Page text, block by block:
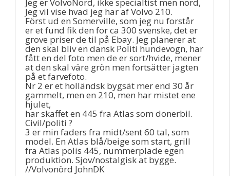
Jeg er VolvoNörd, ikke specialtist men nörd,
Jeg vil vise hvad jeg har af Volvo 210.
Först ud en Somerville, som jeg nu forstår
er et fund fik den for ca 300 svenske, det er
grove priser de til på Ebay. Jeg planerer at
den skal bliv en dansk Politi hundevogn, har
fått en del foto men de er sort/hvide, mener
at den skal väre grön men fortsätter jagten
på et farvefoto.
Nr 2 er et holländsk bygsät mer end 30 år
gammelt, men en 210, men har mistet ene
hjulet,
har skaffet en 445 fra Atlas som donerbil.
Civil/politi ?
3 er min faders fra midt/sent 60 tal, som
model. En Atlas blå/beige som start, grill
fra Atlas polis 445, nummerplade egen
produktion. Sjov/nostalgisk at bygge.
//Volvonörd JohnDK